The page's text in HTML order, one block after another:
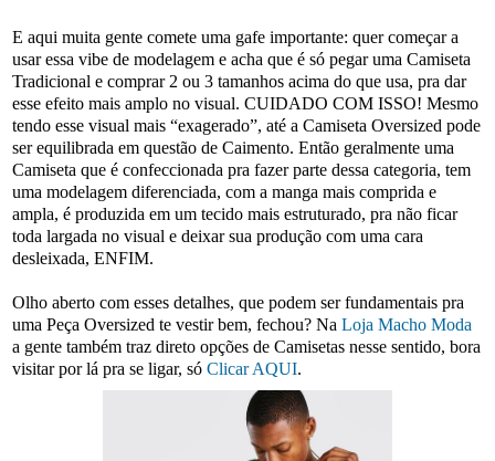
E aqui muita gente comete uma gafe importante: quer começar a
usar essa vibe de modelagem e acha que é só pegar uma Camiseta
Tradicional e comprar 2 ou 3 tamanhos acima do que usa, pra dar
esse efeito mais amplo no visual. CUIDADO COM ISSO! Mesmo
tendo esse visual mais “exagerado”, até a Camiseta Oversized pode
ser equilibrada em questão de Caimento. Então geralmente uma
Camiseta que é confeccionada pra fazer parte dessa categoria, tem
uma modelagem diferenciada, com a manga mais comprida e
ampla, é produzida em um tecido mais estruturado, pra não ficar
toda largada no visual e deixar sua produção com uma cara
desleixada, ENFIM.
Olho aberto com esses detalhes, que podem ser fundamentais pra
uma Peça Oversized te vestir bem, fechou? Na Loja Macho Moda
a gente também traz direto opções de Camisetas nesse sentido, bora
visitar por lá pra se ligar, só Clicar AQUI.